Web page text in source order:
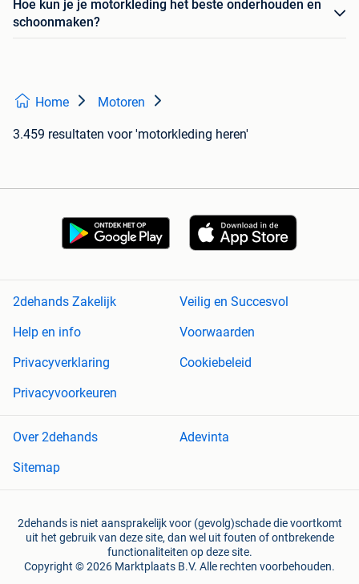
Hoe kun je je motorkleding het beste onderhouden en
schoonmaken?
Home Motoren
3.459 resultaten voor 'motorkleding heren'
2dehands Zakelijk
Veilig en Succesvol
Help en info
Voorwaarden
Privacyverklaring
Cookiebeleid
Privacyvoorkeuren
Over 2dehands
Adevinta
Sitemap
2dehands is niet aansprakelijk voor (gevolg)schade die voortkomt
uit het gebruik van deze site, dan wel uit fouten of ontbrekende
functionaliteiten op deze site.
Copyright © 2026 Marktplaats B.V. Alle rechten voorbehouden.